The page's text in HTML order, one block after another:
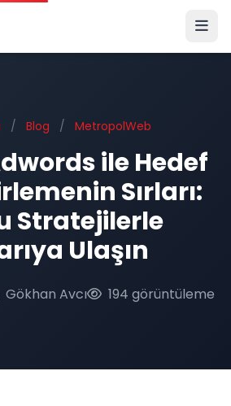
/ Blog / MetropolWeb
ile Hedef
Sırları:
Stratejilerle
Ulaşın
Gökhan Avcı 194 görüntüleme